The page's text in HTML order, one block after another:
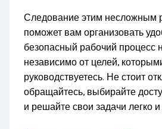
Следование этим несложным
поможет вам организовать
безопасный рабочий процесс
независимо от целей,
руководствуетесь. Не стоит
обращайтесь, выбирайте
и решайте свои задачи легко